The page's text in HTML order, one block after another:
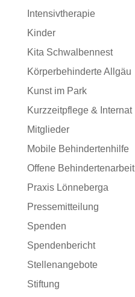
Intensivtherapie
Kinder
Kita Schwalbennest
Körperbehinderte Allgäu
Kunst im Park
Kurzzeitpflege & Internat
Mitglieder
Mobile Behindertenhilfe
Offene Behindertenarbeit
Praxis Lönneberga
Pressemitteilung
Spenden
Spendenbericht
Stellenangebote
Stiftung